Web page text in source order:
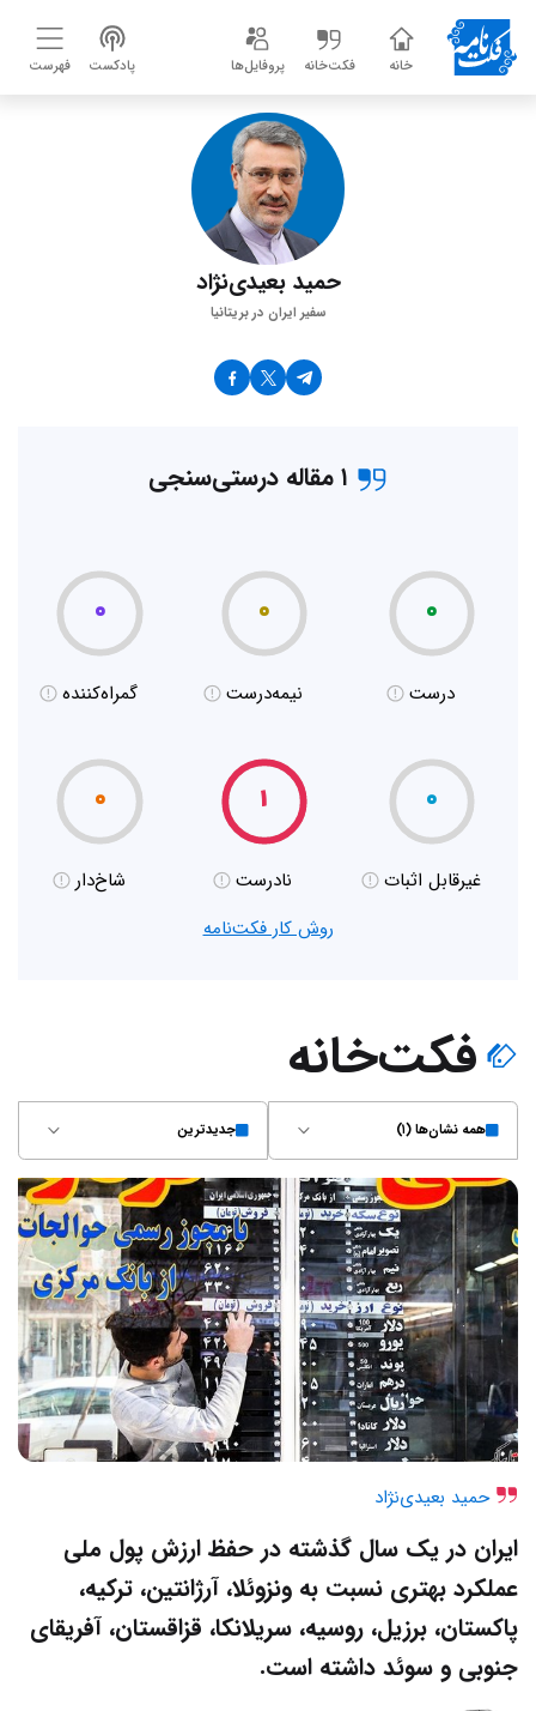
خانه فکت‌خانه پروفایل‌ها پادکست فهرست
حمید بعیدی‌نژاد
سفیر ایران در بریتانیا
۱ مقاله درستی‌سنجی
۰
درست
۰
نیمه‌درست
۰
گمراه‌کننده
۰
غیر‌قابل اثبات
۱
نادرست
۰
شاخ‌دار
روش کار فکت‌نامه
فکت‌خانه
همه نشان‌ها (۱) جدیدترین
حمید بعیدی‌نژاد
ایران در یک سال گذشته در حفظ ارزش پول ملی
عملکرد بهتری نسبت به ونزوئلا، آرژانتین، ترکیه،
پاکستان، برزیل، روسیه، سریلانکا، قزاقستان، آفریقای
جنوبی و سوئد داشته است.